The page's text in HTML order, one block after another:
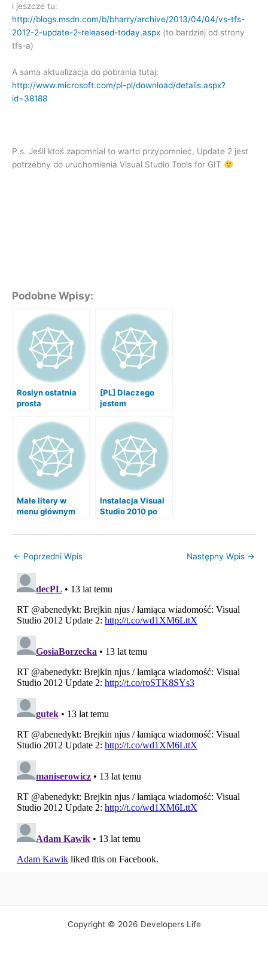
i jeszcze tu:
http://blogs.msdn.com/b/bharry/archive/2013/04/04/vs-tfs-
2012-2-update-2-released-today.aspx (to bardziej od strony
tfs-a)
A sama aktualizacja do pobrania tutaj:
http://www.microsoft.com/pl-pl/download/details.aspx?
id=38188
P.s. Jeśli ktoś zapomniał to warto przypomnieć, Update 2 jest
potrzebny do uruchomienia Visual Studio Tools for GIT
Podobne Wpisy:
Roslyn ostatnia
prosta
[PL] Dlaczego
jestem
Małe litery w
menu głównym
Instalacja Visual
Studio 2010 po
Studio 2010 Beta
← Poprzedni Wpis Następny Wpis →
Copyright © 2026 Developers Life